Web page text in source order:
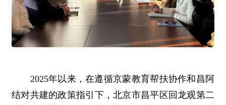
2025年以来，在遵循京蒙教育帮扶协作和昌阿
结对共建的政策指引下，北京市昌平区回龙观第二